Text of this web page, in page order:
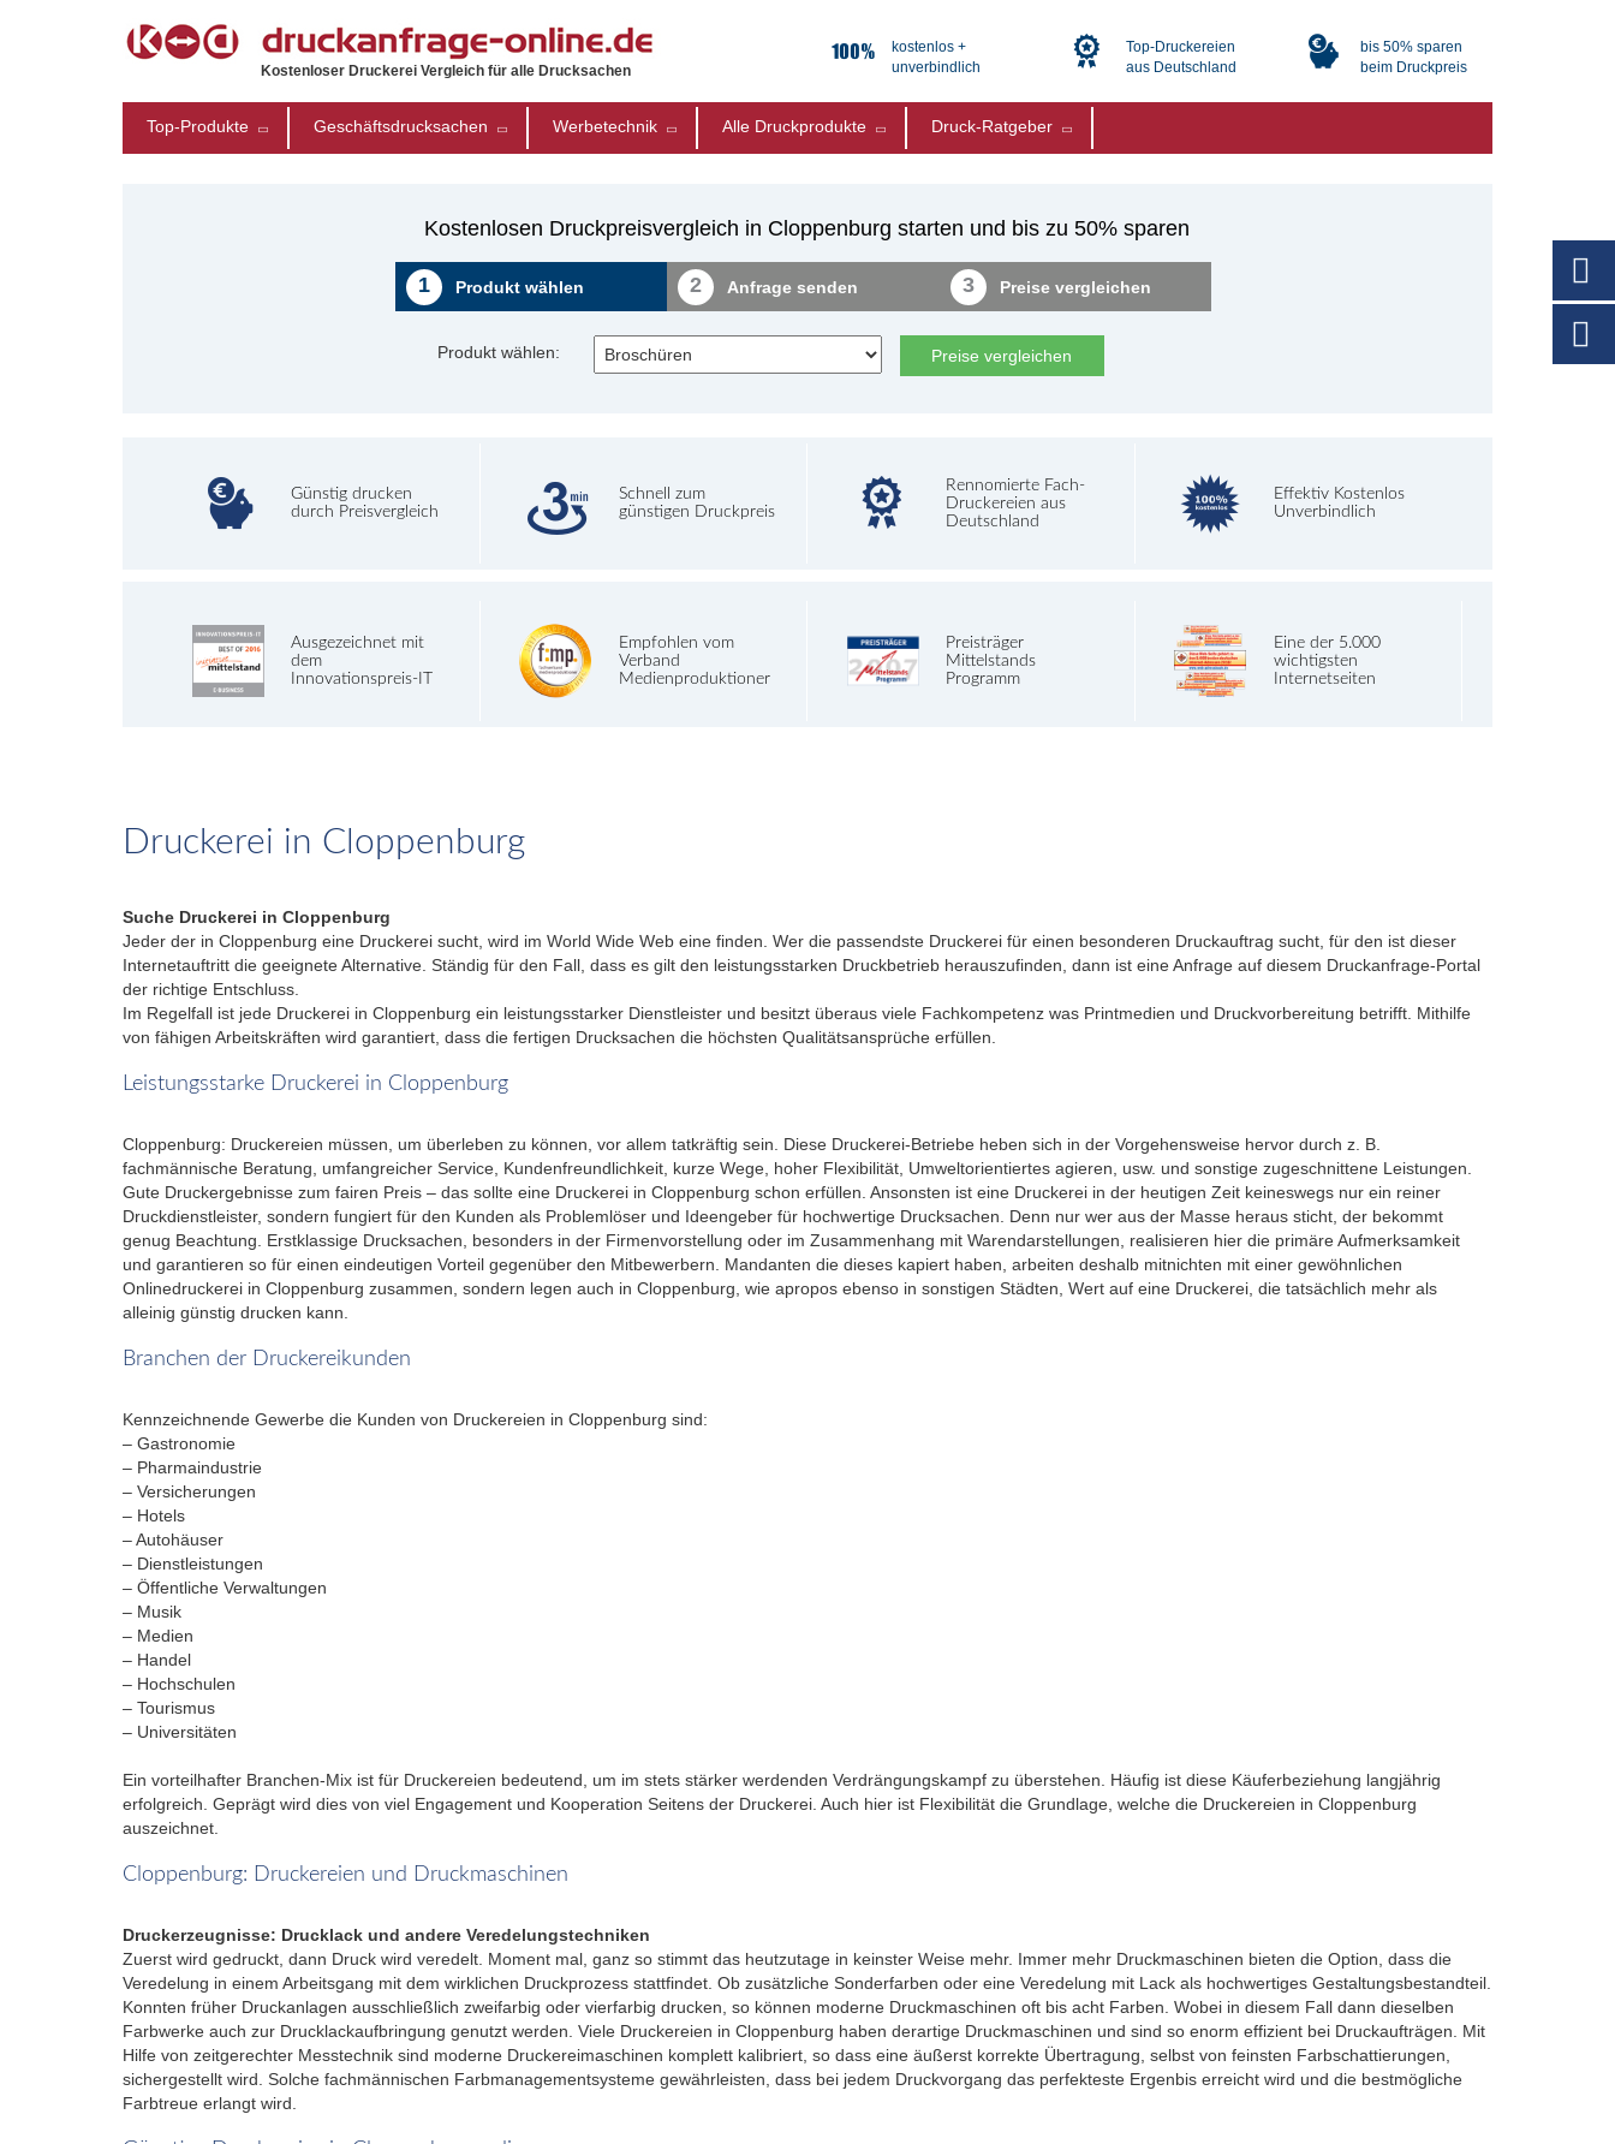
Kostenloser Druckerei Vergleich für alle Drucksachen
kostenlos +
unverbindlich
Top-Druckereien
aus Deutschland
bis 50% sparen
beim Druckpreis
Top-Produkte Geschäftsdrucksachen Werbetechnik Alle Druckprodukte Druck-Ratgeber
Kostenlosen Druckpreisvergleich in Cloppenburg starten und bis zu 50% sparen
1 Produkt wählen 2 Anfrage senden 3 Preise vergleichen
Produkt wählen: Preise vergleichen
Günstig drucken
durch Preisvergleich
Schnell zum
günstigen Druckpreis
Rennomierte Fach-
Druckereien aus
Deutschland
Effektiv Kostenlos
Unverbindlich
Ausgezeichnet mit
dem
Innovationspreis-IT
Empfohlen vom
Verband
Medienproduktioner
Preisträger
Mittelstands
Programm
Eine der 5.000
wichtigsten
Internetseiten
Druckerei in Cloppenburg
Suche Druckerei in Cloppenburg
Jeder der in Cloppenburg eine Druckerei sucht, wird im World Wide Web eine finden. Wer die passendste Druckerei für einen besonderen Druckauftrag sucht, für den ist dieser
Internetauftritt die geeignete Alternative. Ständig für den Fall, dass es gilt den leistungsstarken Druckbetrieb herauszufinden, dann ist eine Anfrage auf diesem Druckanfrage-Portal
der richtige Entschluss.
Im Regelfall ist jede Druckerei in Cloppenburg ein leistungsstarker Dienstleister und besitzt überaus viele Fachkompetenz was Printmedien und Druckvorbereitung betrifft. Mithilfe
von fähigen Arbeitskräften wird garantiert, dass die fertigen Drucksachen die höchsten Qualitätsansprüche erfüllen.
Leistungsstarke Druckerei in Cloppenburg
Cloppenburg: Druckereien müssen, um überleben zu können, vor allem tatkräftig sein. Diese Druckerei-Betriebe heben sich in der Vorgehensweise hervor durch z. B.
fachmännische Beratung, umfangreicher Service, Kundenfreundlichkeit, kurze Wege, hoher Flexibilität, Umweltorientiertes agieren, usw. und sonstige zugeschnittene Leistungen.
Gute Druckergebnisse zum fairen Preis – das sollte eine Druckerei in Cloppenburg schon erfüllen. Ansonsten ist eine Druckerei in der heutigen Zeit keineswegs nur ein reiner
Druckdienstleister, sondern fungiert für den Kunden als Problemlöser und Ideengeber für hochwertige Drucksachen. Denn nur wer aus der Masse heraus sticht, der bekommt
genug Beachtung. Erstklassige Drucksachen, besonders in der Firmenvorstellung oder im Zusammenhang mit Warendarstellungen, realisieren hier die primäre Aufmerksamkeit
und garantieren so für einen eindeutigen Vorteil gegenüber den Mitbewerbern. Mandanten die dieses kapiert haben, arbeiten deshalb mitnichten mit einer gewöhnlichen
Onlinedruckerei in Cloppenburg zusammen, sondern legen auch in Cloppenburg, wie apropos ebenso in sonstigen Städten, Wert auf eine Druckerei, die tatsächlich mehr als
alleinig günstig drucken kann.
Branchen der Druckereikunden
Kennzeichnende Gewerbe die Kunden von Druckereien in Cloppenburg sind:
– Gastronomie
– Pharmaindustrie
– Versicherungen
– Hotels
– Autohäuser
– Dienstleistungen
– Öffentliche Verwaltungen
– Musik
– Medien
– Handel
– Hochschulen
– Tourismus
– Universitäten
Ein vorteilhafter Branchen-Mix ist für Druckereien bedeutend, um im stets stärker werdenden Verdrängungskampf zu überstehen. Häufig ist diese Käuferbeziehung langjährig
erfolgreich. Geprägt wird dies von viel Engagement und Kooperation Seitens der Druckerei. Auch hier ist Flexibilität die Grundlage, welche die Druckereien in Cloppenburg
auszeichnet.
Cloppenburg: Druckereien und Druckmaschinen
Druckerzeugnisse: Drucklack und andere Veredelungstechniken
Zuerst wird gedruckt, dann Druck wird veredelt. Moment mal, ganz so stimmt das heutzutage in keinster Weise mehr. Immer mehr Druckmaschinen bieten die Option, dass die
Veredelung in einem Arbeitsgang mit dem wirklichen Druckprozess stattfindet. Ob zusätzliche Sonderfarben oder eine Veredelung mit Lack als hochwertiges Gestaltungsbestandteil.
Konnten früher Druckanlagen ausschließlich zweifarbig oder vierfarbig drucken, so können moderne Druckmaschinen oft bis acht Farben. Wobei in diesem Fall dann dieselben
Farbwerke auch zur Drucklackaufbringung genutzt werden. Viele Druckereien in Cloppenburg haben derartige Druckmaschinen und sind so enorm effizient bei Druckaufträgen. Mit
Hilfe von zeitgerechter Messtechnik sind moderne Druckereimaschinen komplett kalibriert, so dass eine äußerst korrekte Übertragung, selbst von feinsten Farbschattierungen,
sichergestellt wird. Solche fachmännischen Farbmanagementsysteme gewährleisten, dass bei jedem Druckvorgang das perfekteste Ergenbis erreicht wird und die bestmögliche
Farbtreue erlangt wird.